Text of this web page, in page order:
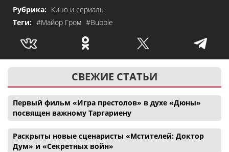
Рубрика: Кино и сериалы
Теги: #Майор Гром #Bubble
СВЕЖИЕ СТАТЬИ
Первый фильм «Игра престолов» в духе «Дюны»
посвящен важному Таргариену
Раскрыты новые сценаристы «Мстителей: Доктор
Дум» и «Секретных войн»